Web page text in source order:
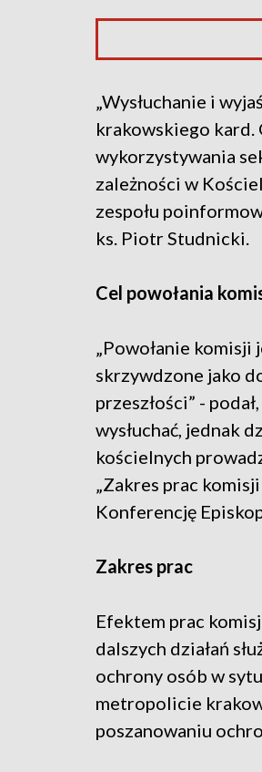
„Wysłuchanie i
krakowskiego kard.
wykorzystywania
zależności w
zespołu
ks. Piotr Studnicki.
Cel powołania
„Powołanie
skrzywdzone jako
przeszłości” -
wysłuchać, jednak
kościelnych
„Zakres prac
Konferencję
Zakres prac
Efektem prac
dalszych działań
ochrony osób w
metropolicie
poszanowaniu